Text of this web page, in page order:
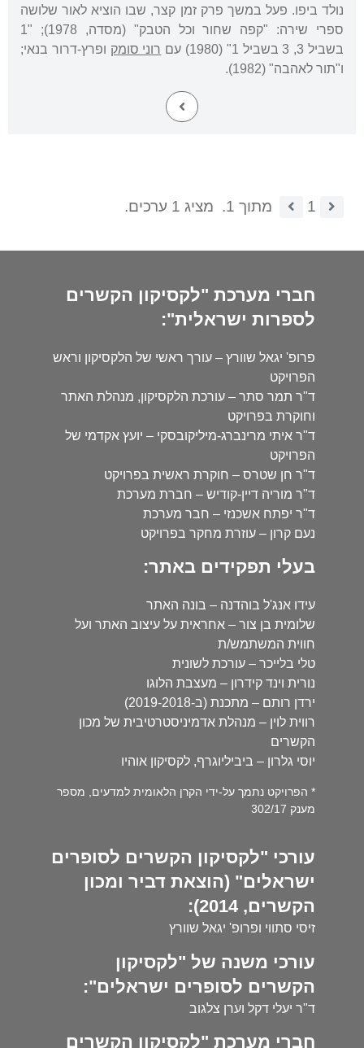
נולד ביפו. פעל במשך פרק זמן קצר, שבו הוציא לאור שלושה
ספרי שירה: "קפה שחור וכל הטבק" (מסדה, 1978); "1
בשביל 3, 3 בשביל 1" (1980) עם
רוני סומק ופרץ-דרור בנאי;
ו"תור לאהבה" (1982).
1 מתוך 1. מציג 1 ערכים.
חברי מערכת "לקסיקון הקשרים
לספרות ישראלית":
פרופ' יגאל שוורץ – עורך ראשי של הלקסיקון וראש
הפרויקט
ד"ר תמר סתר – עורכת הלקסיקון, מנהלת האתר
וחוקרת בפרויקט
ד"ר איתי מרינברג-מיליקובסקי – יועץ אקדמי של
הפרויקט
ד"ר חן שטרס – חוקרת ראשית בפרויקט
ד"ר מוריה דיין-קודיש – חברת מערכת
ד"ר יפתח אשכנזי – חבר מערכת
נעם קרון – עוזרת מחקר בפרויקט
בעלי תפקידים באתר:
עידו אנג'ל בוהדנה – בונה האתר
שלומית בן צור – אחראית על עיצוב האתר ועל
חווית המשתמש/ת
טלי בלייכר – עורכת לשונית
נורית וינד קידרון – מעצבת הלוגו
ירדן רותם – מתכנת (ב-2019-2018)
רווית לוין – מנהלת אדמיניסטרטיבית של מכון
הקשרים
יוסי גלרון – ביביליוגרף, לקסיקון אוהיו
* הפרויקט נתמך על-ידי הקרן הלאומית למדעים, מספר
מענק 302/17
עורכי "לקסיקון הקשרים לסופרים
ישראלים" (הוצאת דביר ומכון
הקשרים, 2014):
זיסי סתווי ופרופ' יגאל שוורץ
עורכי משנה של "לקסיקון
הקשרים לסופרים ישראלים":
ד"ר יעלי דקל וערן צלגוב
חברי מערכת "לקסיקון הקשרים